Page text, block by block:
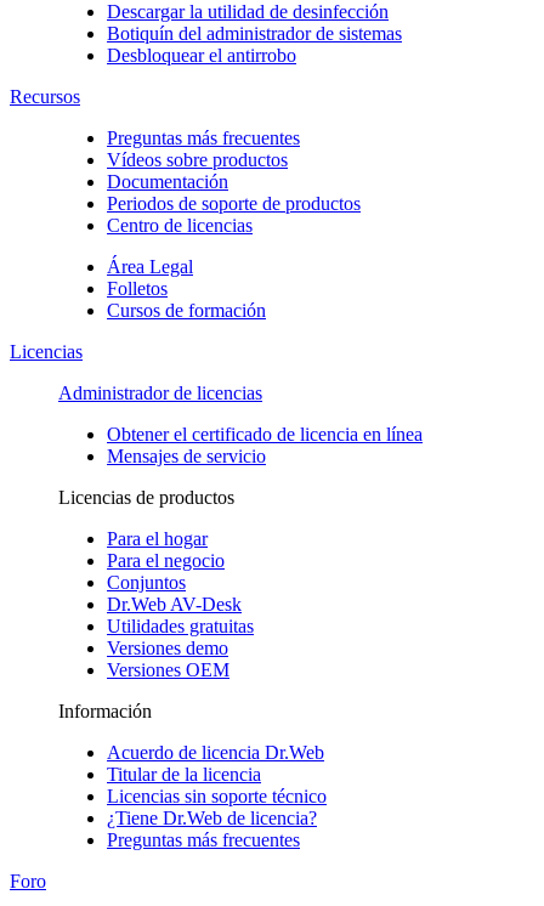
Descargar la utilidad de desinfección
Botiquín del administrador de sistemas
Desbloquear el antirrobo
Recursos
Preguntas más frecuentes
Vídeos sobre productos
Documentación
Periodos de soporte de productos
Centro de licencias
Área Legal
Folletos
Cursos de formación
Licencias
Administrador de licencias
Obtener el certificado de licencia en línea
Mensajes de servicio
Licencias de productos
Para el hogar
Para el negocio
Conjuntos
Dr.Web AV-Desk
Utilidades gratuitas
Versiones demo
Versiones OEM
Información
Acuerdo de licencia Dr.Web
Titular de la licencia
Licencias sin soporte técnico
¿Tiene Dr.Web de licencia?
Preguntas más frecuentes
Foro